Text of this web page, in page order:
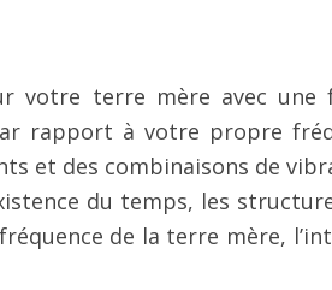
votre terre mère avec une
rapport à votre propre
et des combinaisons de
du temps, les
de la terre mère,